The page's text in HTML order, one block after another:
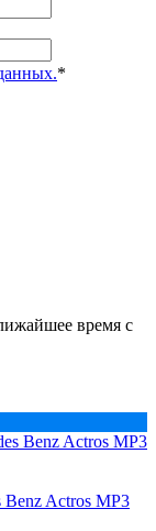
*
время с
Benz Actros MP3